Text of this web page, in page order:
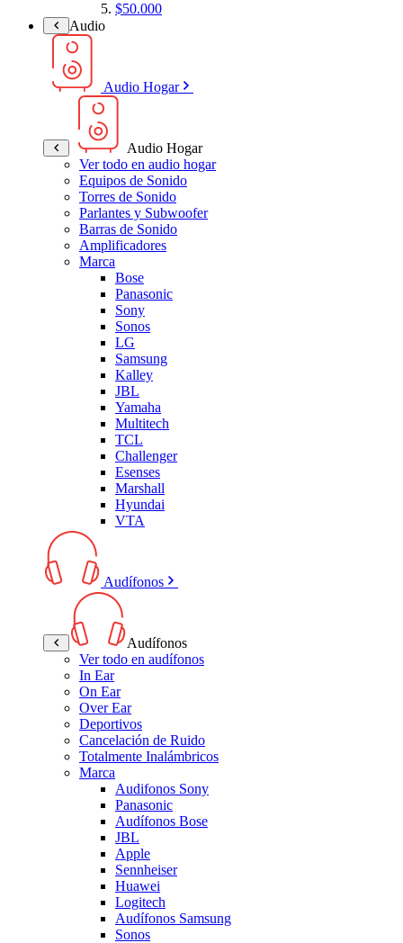
$50.000
Audio
Audio Hogar
Audio Hogar
Ver todo en audio hogar
Equipos de Sonido
Torres de Sonido
Parlantes y Subwoofer
Barras de Sonido
Amplificadores
Marca
Bose
Panasonic
Sony
Sonos
LG
Samsung
Kalley
JBL
Yamaha
Multitech
TCL
Challenger
Esenses
Marshall
Hyundai
VTA
Audífonos
Audífonos
Ver todo en audífonos
In Ear
On Ear
Over Ear
Deportivos
Cancelación de Ruido
Totalmente Inalámbricos
Marca
Audifonos Sony
Panasonic
Audífonos Bose
JBL
Apple
Sennheiser
Huawei
Logitech
Audífonos Samsung
Sonos